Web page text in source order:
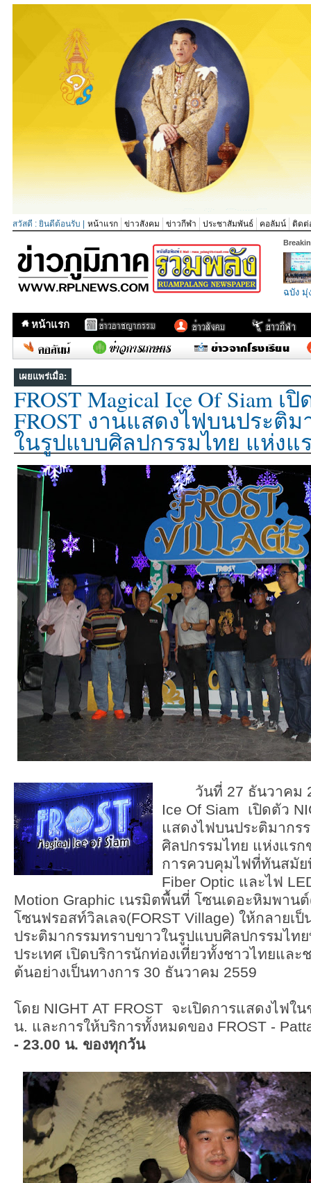
สวัสดี : ยินดีต้อนรับ | หน้าแรก ข่าวสังคม ข่าวกีฬา ประชาสัมพันธ์ คอลัมน์ ติดต่
ฉบัง มุ่
หน้าแรก
เผยแพร่เมื่อ:
FROST Magical Ice Of Siam เ
FROST งานแสดงไฟบนประติ
ในรูปแบบศิลปกรรมไทย แห่งแ
วันที่ 27 ธันวาคม
Ice Of Siam เปิดตัว
แสดงไฟบนประติมากร
ศิลปกรรมไทย แห่งแรก
การควบคุมไฟที่ทันสมั
Fiber Optic และไฟ
Motion Graphic เนรมิตพื้นที่ โซนเดอะหิมพาน
โซนฟรอสท์วิลเลจ(FORST Village) ให้กลายเ
ประติมากรรมทราบขาวในรูปแบบศิลปกรรมไท
ประเทศ เปิดบริการนักท่องเที่ยวทั้งชาวไทยและ
ต้นอย่างเป็นทางการ 30 ธันวาคม 2559
โดย NIGHT AT FROST จะเปิดการแสดงไฟใน
น. และการให้บริการทั้งหมดของ FROST -
- 23.00 น. ของทุกวัน